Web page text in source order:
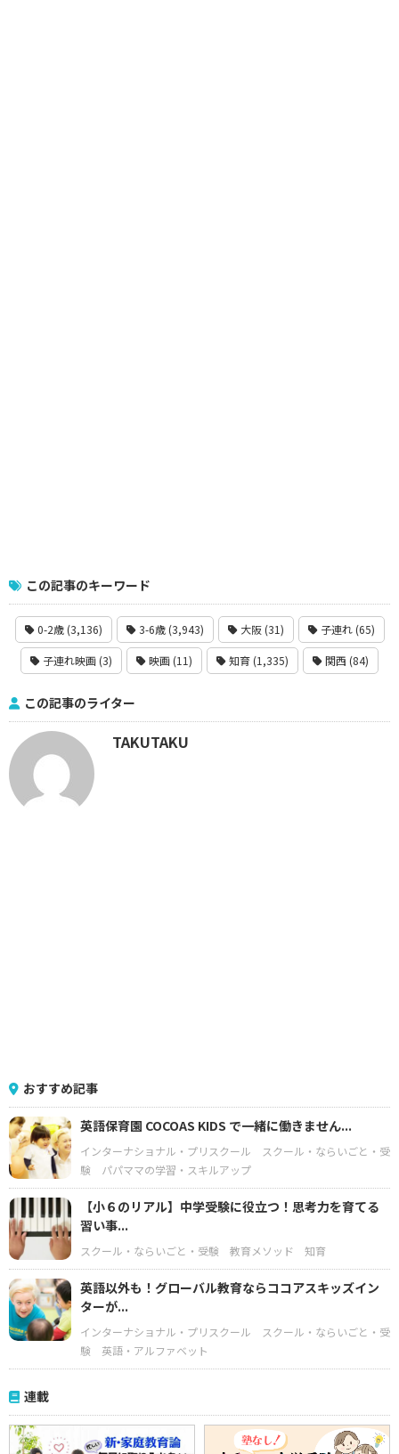
この記事のキーワード
0-2歳 (3,136) 3-6歳 (3,943) 大阪 (31) 子連れ (65)
子連れ映画 (3) 映画 (11) 知育 (1,335) 関西 (84)
この記事のライター
TAKUTAKU
おすすめ記事
英語保育園 COCOAS KIDS で一緒に働きません...
インターナショナル・プリスクール
スクール・ならいごと・受
験
パパママの学習・スキルアップ
【小６のリアル】中学受験に役立つ！思考力を育てる
習い事...
スクール・ならいごと・受験 教育メソッド 知育
英語以外も！グローバル教育ならココアスキッズイン
ターが...
インターナショナル・プリスクール
スクール・ならいごと・受
験
英語・アルファベット
連載